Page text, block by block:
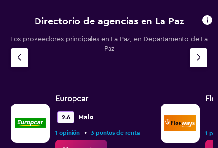
Directorio de agencias en La Paz
Los proveedores principales en La Paz, en Departamento de La
Paz
Europcar
2.6 Malo
1 opinión • 3 puntos de renta 1